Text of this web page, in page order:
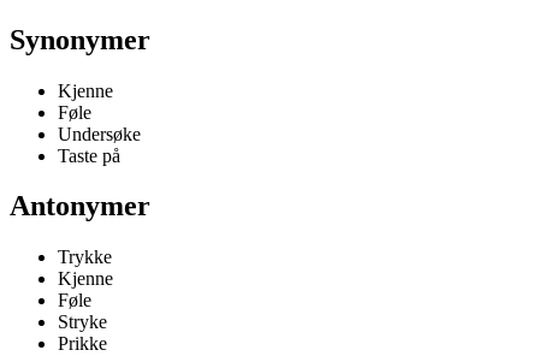
Synonymer
Kjenne
Føle
Undersøke
Taste på
Antonymer
Trykke
Kjenne
Føle
Stryke
Prikke